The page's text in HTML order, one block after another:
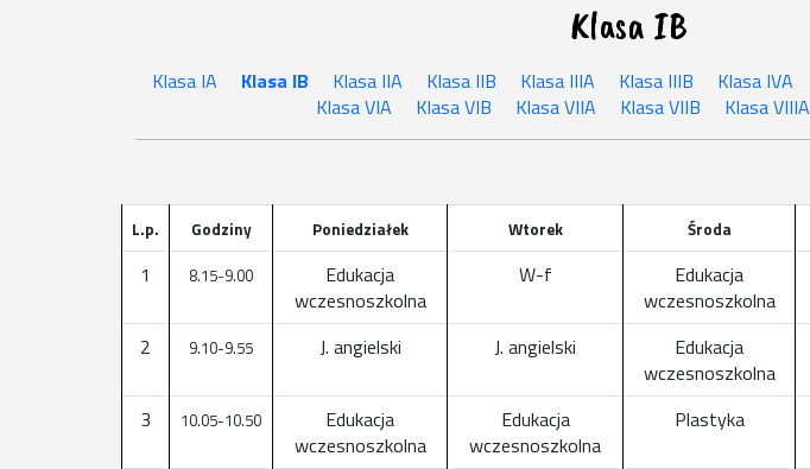
Klasa IB
Klasa IA Klasa IB Klasa IIA Klasa IIB Klasa IIIA Klasa IIIB Klasa IVA
Klasa VIA
Klasa VIB Klasa VIIA Klasa VIIB Klasa VIIIA
L.p. Godziny Poniedziałek Wtorek Środa
1 8.15-9.00
Edukacja
wczesnoszkolna
W-f
Edukacja
wczesnoszkolna
2 9.10-9.55 J. angielski J. angielski
Edukacja
wczesnoszkolna
3
10.05-10.50
Edukacja
wczesnoszkolna
Edukacja
wczesnoszkolna
Plastyka